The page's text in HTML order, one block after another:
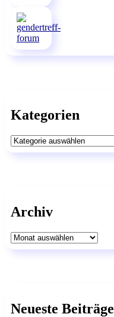
Kategorien
Kategorien
Archiv
Archiv
Neueste Beiträge